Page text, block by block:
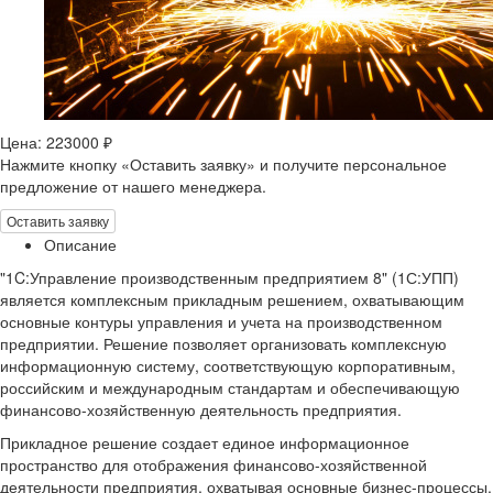
Цена: 223000 ₽
Нажмите кнопку «Оставить заявку» и получите персональное
предложение от нашего менеджера.
Оставить заявку
Описание
"1C:Управление производственным предприятием 8" (1С:УПП)
является комплексным прикладным решением, охватывающим
основные контуры управления и учета на производственном
предприятии. Решение позволяет организовать комплексную
информационную систему, соответствующую корпоративным,
российским и международным стандартам и обеспечивающую
финансово-хозяйственную деятельность предприятия.
Прикладное решение создает единое информационное
пространство для отображения финансово-хозяйственной
деятельности предприятия, охватывая основные бизнес-процессы.